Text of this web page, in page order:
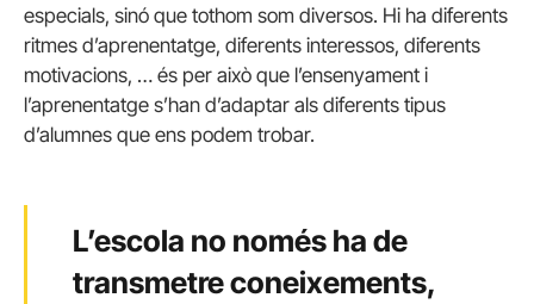
especials, sinó que tothom som diversos. Hi ha diferents
ritmes d’aprenentatge, diferents interessos, diferents
motivacions, … és per això que l’ensenyament i
l’aprenentatge s’han d’adaptar als diferents tipus
d’alumnes que ens podem trobar.
L’escola no només ha de
transmetre coneixements,